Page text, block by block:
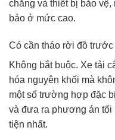
chằng và thiết bị bảo
bảo ở mức cao.
Có cần tháo rời đồ
Không bắt buộc. Xe tải
hóa nguyên khối mà
một số trường hợp đặc
và đưa ra phương án tối
tiện nhất.